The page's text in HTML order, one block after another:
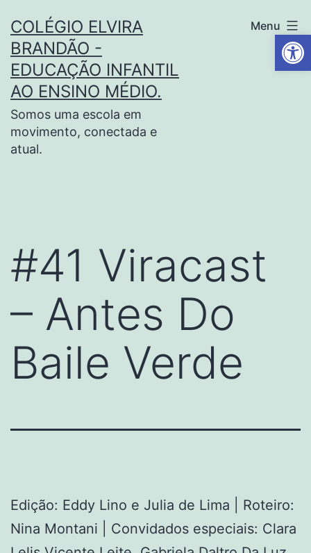
Barra de
COLÉGIO ELVIRA
BRANDÃO -
EDUCAÇÃO INFANTIL
AO ENSINO MÉDIO.
Somos uma escola em
movimento, conectada e
atual.
Menu
#41 Viracast
– Antes Do
Baile Verde
Edição: Eddy Lino e Julia de Lima | Roteiro:
Nina Montani | Convidados especiais: Clara